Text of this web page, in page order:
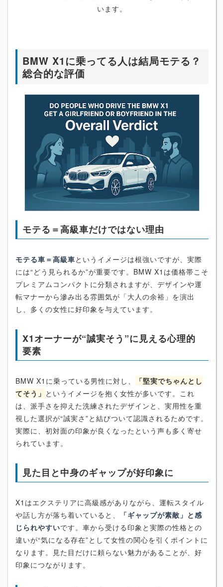
います。
BMW X1に乗ってる人は結局モテる？
総合的な評価
モテる＝高級車だけではない理由
モテる車＝高級車というイメージは根強いですが、実際
には“どう見られるか”が重要です。BMW X1は価格帯こそ
プレミアムコンパクトに分類されますが、デザインや運
転マナーから滲み出る雰囲気が「大人の余裕」を演出
し、多くの女性に好印象を与えています。
X1オーナーが“誠実そう”に見える心理的
要素
BMW X1に乗っている男性に対し、
「堅実でちゃんとし
てそう」 というイメージを抱く女性が多いです。これ
は、派手さを抑えた洗練されたデザインと、実用性を重
視した選択が“誠実さ”と結びついて認識されるためです。
実際に、初対面の印象が良くなったという声も多く寄せ
られています。
見た目と中身のギャップが好印象に
X1はエクステリアに高級感がありながら、運転スタイル
や話し方が落ち着いていると、
「ギャップが素敵」と感
じられやすいです。車から受ける印象と実際の性格との
違いが“気になる存在”として女性の関心を引くポイントに
なります。見た目だけに頼らない魅力があることが、好
印象につながります。